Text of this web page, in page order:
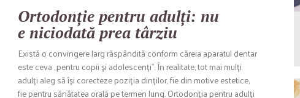
Ortodonție pentru adulți: nu
e niciodată prea târziu
Există o convingere larg răspândită conform căreia aparatul dentar
este ceva „pentru copii și adolescenți”. În realitate, tot mai mulți
adulți aleg să își corecteze poziția dinților, fie din motive estetice,
fie pentru sănătatea orală pe termen lung. Ortodonția pentru adulți